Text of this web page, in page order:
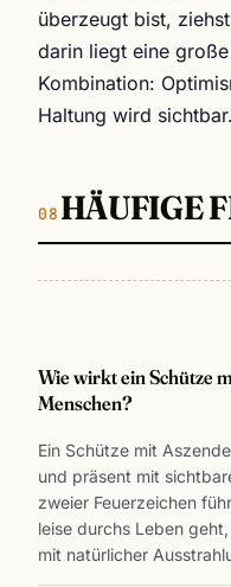
überzeugt bist,
darin liegt eine
Kombination:
Haltung wird sichtbar.
HÄUFIGE
Wie wirkt ein Schütze
Menschen?
Ein Schütze mit
und präsent mit
zweier Feuerzeichen
leise durchs Leben
mit natürlicher